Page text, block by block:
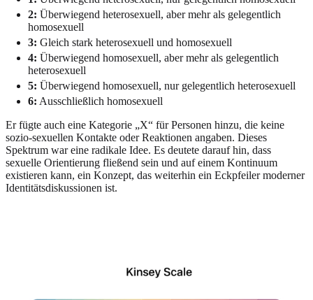
2: Überwiegend heterosexuell, aber mehr als gelegentlich
homosexuell
3: Gleich stark heterosexuell und homosexuell
4: Überwiegend homosexuell, aber mehr als gelegentlich
heterosexuell
5: Überwiegend homosexuell, nur gelegentlich heterosexuell
6: Ausschließlich homosexuell
Er fügte auch eine Kategorie „X“ für Personen hinzu, die keine
sozio-sexuellen Kontakte oder Reaktionen angaben. Dieses
Spektrum war eine radikale Idee. Es deutete darauf hin, dass
sexuelle Orientierung fließend sein und auf einem Kontinuum
existieren kann, ein Konzept, das weiterhin ein Eckpfeiler moderner
Identitätsdiskussionen ist.